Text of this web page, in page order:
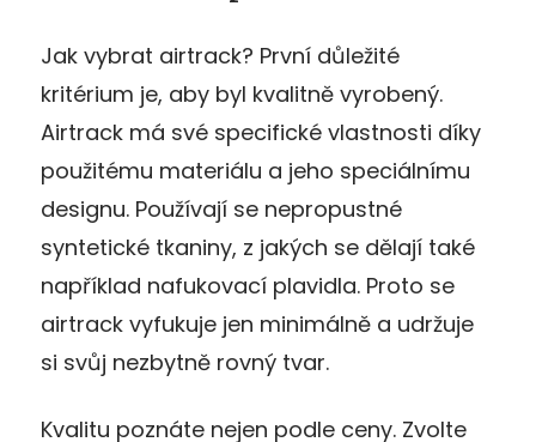
Jak vybrat airtrack? První důležité
kritérium je, aby byl kvalitně vyrobený.
Airtrack má své specifické vlastnosti díky
použitému materiálu a jeho speciálnímu
designu. Používají se nepropustné
syntetické tkaniny, z jakých se dělají také
například nafukovací plavidla. Proto se
airtrack vyfukuje jen minimálně a udržuje
si svůj nezbytně rovný tvar.
Kvalitu poznáte nejen podle ceny. Zvolte